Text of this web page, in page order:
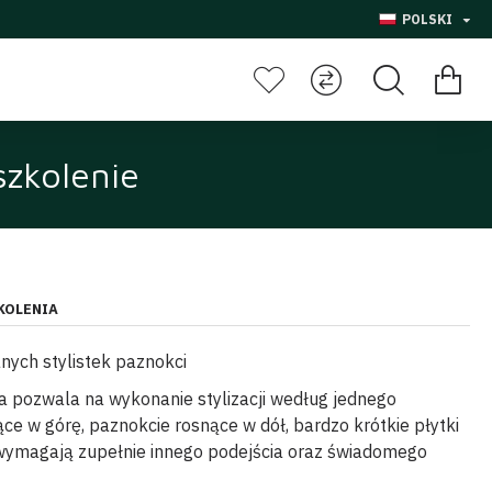
POLSKI
stylistek paznokci
pozwala na wykonanie stylizacji według jednego
w górę, paznokcie rosnące w dół, bardzo krótkie płytki
zupełnie innego podejścia oraz świadomego